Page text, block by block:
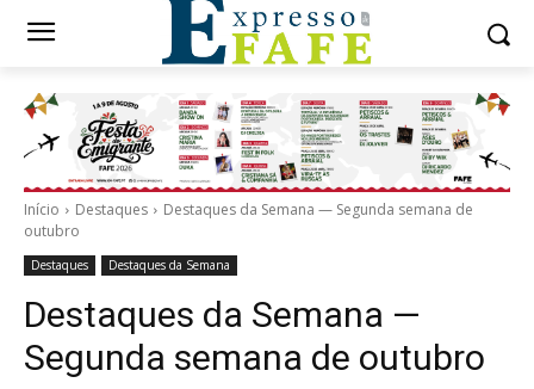
Início Destaques
Destaques da Semana — Segunda semana de
outubro
Destaques Destaques da Semana
Destaques da Semana —
Segunda semana de outubro